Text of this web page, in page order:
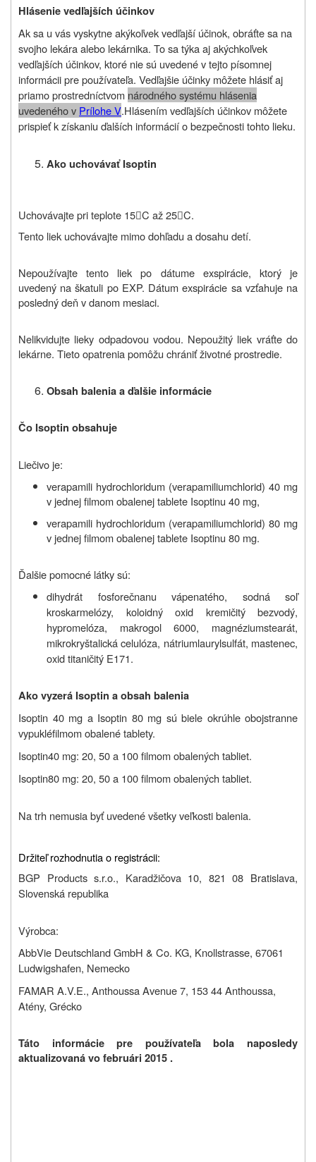
Hlásenie vedľajších účinkov
Ak sa u vás vyskytne akýkoľvek vedľajší účinok, obráťte sa na
svojho lekára alebo lekárnika. To sa týka aj akýchkoľvek
vedľajších účinkov, ktoré nie sú uvedené v tejto písomnej
informácii pre používateľa. Vedľajšie účinky môžete hlásiť aj
priamo prostredníctvom národného systému hlásenia
uvedeného v Prílohe V.Hlásením vedľajších účinkov môžete
prispieť k získaniu ďalších informácií o bezpečnosti tohto lieku.
Ako uchovávať Isoptin
Uchovávajte pri teplote 15C až 25C.
Tento liek uchovávajte mimo dohľadu a dosahu detí.
Nepoužívajte tento liek po dátume exspirácie, ktorý je
uvedený na škatuli po EXP. Dátum exspirácie sa vzťahuje na
posledný deň v danom mesiaci.
Nelikvidujte lieky odpadovou vodou. Nepoužitý liek vráťte do
lekárne. Tieto opatrenia pomôžu chrániť životné prostredie.
Obsah balenia a ďalšie informácie
Čo Isoptin obsahuje
Liečivo je:
verapamili hydrochloridum (verapamiliumchlorid) 40 mg
v jednej filmom obalenej tablete Isoptinu 40 mg,
verapamili hydrochloridum (verapamiliumchlorid) 80 mg
v jednej filmom obalenej tablete Isoptinu 80 mg.
Ďalšie pomocné látky sú:
dihydrát fosforečnanu vápenatého, sodná soľ
kroskarmelózy, koloidný oxid kremičitý bezvodý,
hypromelóza, makrogol 6000, magnéziumstearát,
mikrokryštalická celulóza, nátriumlaurylsulfát, mastenec,
oxid titaničitý E171.
Ako vyzerá Isoptin a obsah balenia
Isoptin 40 mg a Isoptin 80 mg sú biele okrúhle obojstranne
vypukléfilmom obalené tablety.
Isoptin40 mg: 20, 50 a 100 filmom obalených tabliet.
Isoptin80 mg: 20, 50 a 100 filmom obalených tabliet.
Na trh nemusia byť uvedené všetky veľkosti balenia.
Držiteľ rozhodnutia o registrácii:
BGP Products s.r.o., Karadžičova 10, 821 08 Bratislava,
Slovenská republika
Výrobca:
AbbVie Deutschland GmbH & Co. KG, Knollstrasse, 67061
Ludwigshafen, Nemecko
FAMAR A.V.E., Anthoussa Avenue 7, 153 44 Anthoussa,
Atény, Grécko
Táto informácie pre používateľa bola naposledy
aktualizovaná vo februári 2015 .